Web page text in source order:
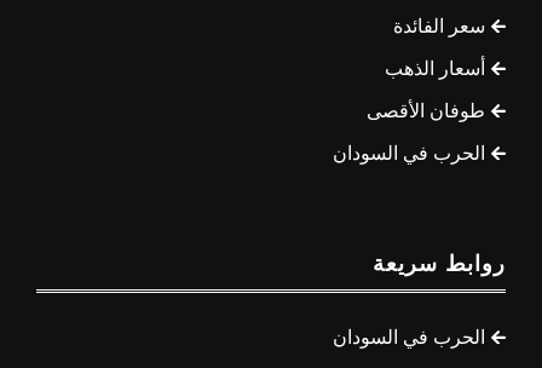
سعر الفائدة
أسعار الذهب
طوفان الأقصى
الحرب في السودان
روابط سريعة
الحرب في السودان